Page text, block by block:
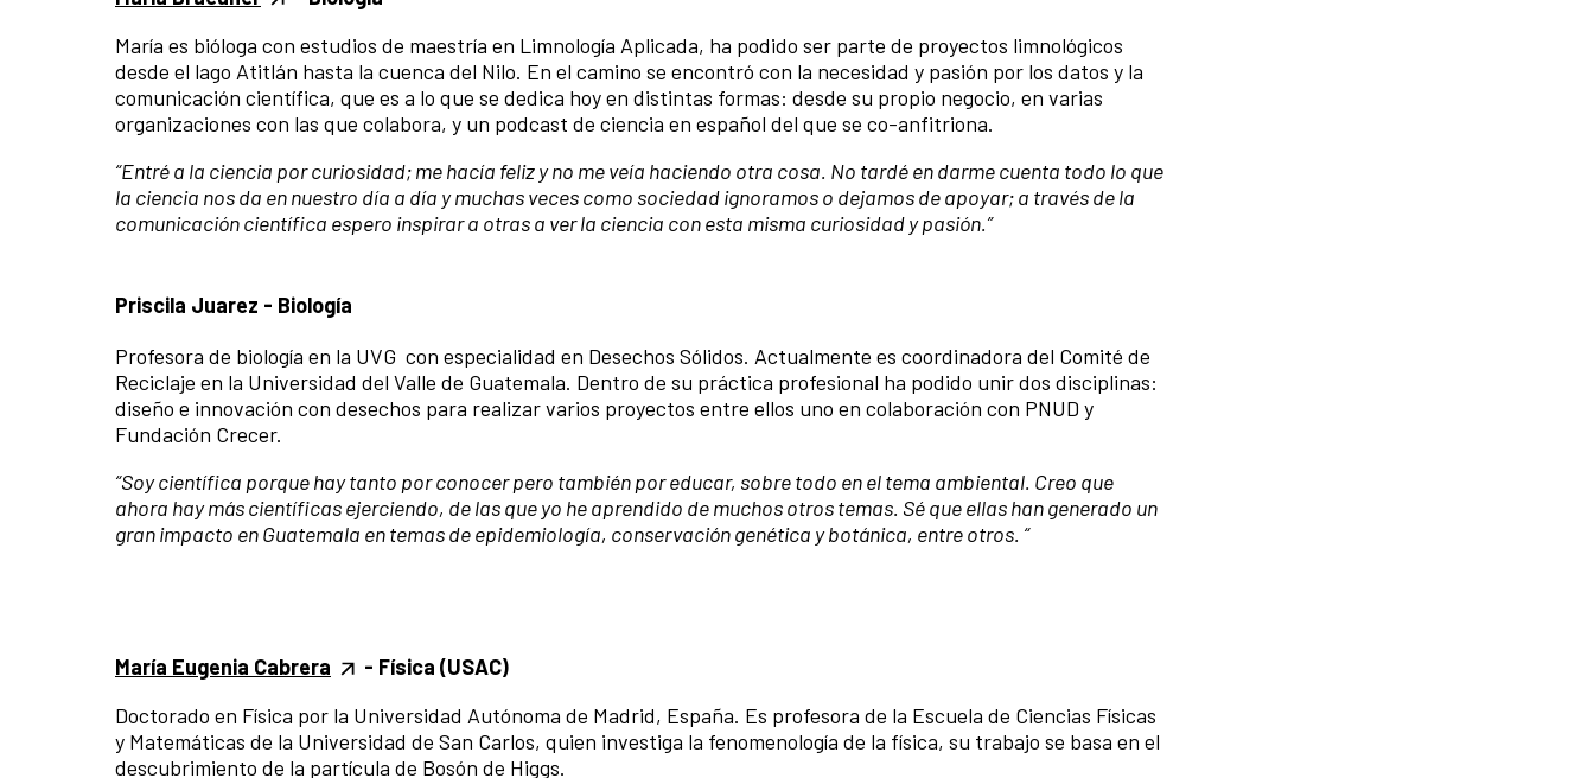
​​María es bióloga con estudios de maestría en Limnología Aplicada, ha podido ser parte de proyectos limnológicos
desde el lago Atitlán hasta la cuenca del Nilo. En el camino se encontró con la necesidad y pasión por los datos y la
comunicación científica, que es a lo que se dedica hoy en distintas formas: desde su propio negocio, en varias
organizaciones con las que colabora, y un podcast de ciencia en español del que se co-anfitriona.
“Entré a la ciencia por curiosidad; me hacía feliz y no me veía haciendo otra cosa. No tardé en darme cuenta todo lo que
la ciencia nos da en nuestro día a día y muchas veces como sociedad ignoramos o dejamos de apoyar; a través de la
comunicación científica espero inspirar a otras a ver la ciencia con esta misma curiosidad y pasión.”
Priscila Juarez - Biología
Profesora de biología en la UVG con especialidad en Desechos Sólidos. Actualmente es coordinadora del Comité de
Reciclaje en la Universidad del Valle de Guatemala. Dentro de su práctica profesional ha podido unir dos disciplinas:
diseño e innovación con desechos para realizar varios proyectos entre ellos uno en colaboración con PNUD y
Fundación Crecer.
“Soy científica porque hay tanto por conocer pero también por educar, sobre todo en el tema ambiental. Creo que
ahora hay más científicas ejerciendo, de las que yo he aprendido de muchos otros temas. Sé que ellas han generado un
gran impacto en Guatemala en temas de epidemiología, conservación genética y botánica, entre otros. “
María Eugenia Cabrera
- Física (USAC)
Doctorado en Física por la Universidad Autónoma de Madrid, España. Es profesora de la Escuela de Ciencias Físicas
y Matemáticas de la Universidad de San Carlos, quien investiga la fenomenología de la física, su trabajo se basa en el
descubrimiento de la partícula de Bosón de Higgs.